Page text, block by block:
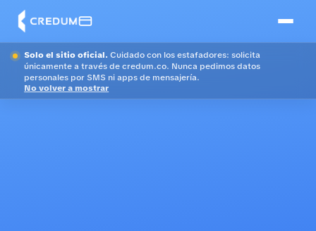
Solo el sitio oficial. Cuidado con los estafadores: solicita
únicamente a través de credum.co. Nunca pedimos datos
personales por SMS ni apps de mensajería.
No volver a mostrar